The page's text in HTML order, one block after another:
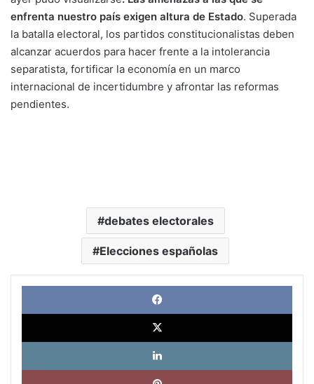
enfrenta nuestro país exigen altura de Estado. Superada
la batalla electoral, los partidos constitucionalistas deben
alcanzar acuerdos para hacer frente a la intolerancia
separatista, fortificar la economía en un marco
internacional de incertidumbre y afrontar las reformas
pendientes.
debates electorales
Elecciones españolas
X